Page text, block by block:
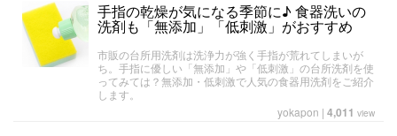
手指の乾燥が気になる季節に♪ 食器洗いの
洗剤も「無添加」「低刺激」がおすすめ
市販の台所用洗剤は洗浄力が強く手指が荒れてしまいが
ち。手指に優しい「無添加」や「低刺激」の台所洗剤を使
ってみては？無添加・低刺激で人気の食器用洗剤をご紹介
します。
yokapon | 4,011 view